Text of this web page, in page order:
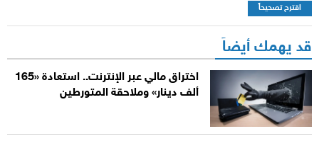
اقترح تصحيحاً
قد يهمك أيضاً
اختراق مالي عبر الإنترنت.. استعادة «165
ألف دينار» وملاحقة المتورطين